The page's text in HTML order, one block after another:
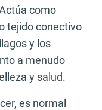
como
tejido conectivo
y los
a menudo
y salud.
es normal